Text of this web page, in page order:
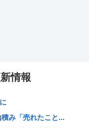
情報
み「売れたこと...